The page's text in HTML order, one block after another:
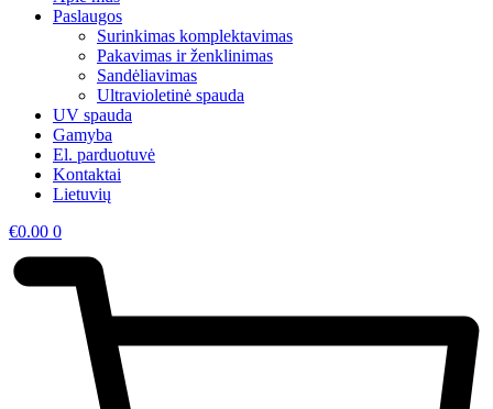
Paslaugos
Surinkimas komplektavimas
Pakavimas ir ženklinimas
Sandėliavimas
Ultravioletinė spauda
UV spauda
Gamyba
El. parduotuvė
Kontaktai
Lietuvių
€0.00 0